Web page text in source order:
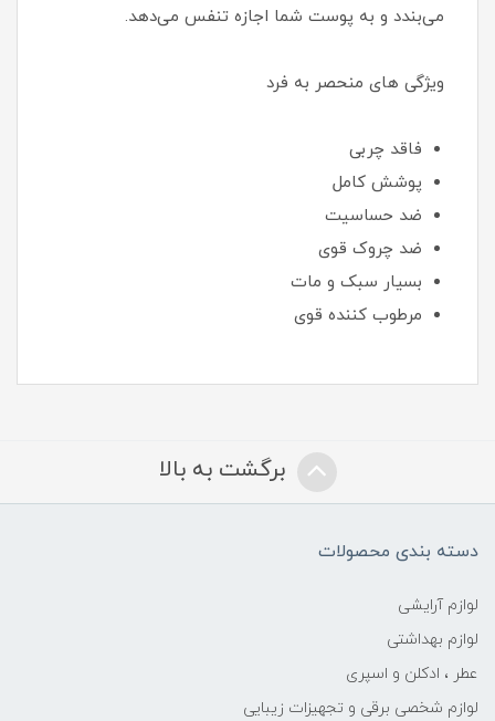
می‌بندد و به پوست شما اجازه تنفس می‌دهد.
ویژگی ‌های منحصر به فرد
فاقد چربی
پوشش کامل
ضد حساسیت
ضد چروک قوی
بسیار سبک و مات
مرطوب کننده قوی
برگشت به بالا
دسته بندی محصولات
لوازم آرایشی
لوازم بهداشتی
عطر ، ادکلن و اسپری
لوازم شخصی برقی و تجهیزات زیبایی